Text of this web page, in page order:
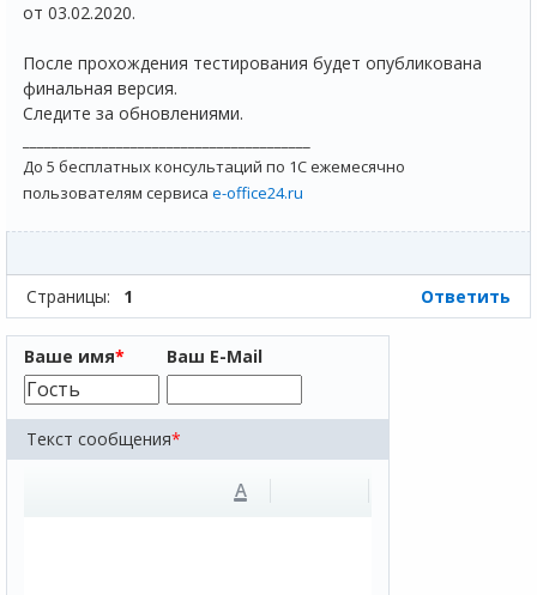
от 03.02.2020.
После прохождения тестирования будет опубликована
финальная версия.
Следите за обновлениями.
До 5 бесплатных консультаций по 1С ежемесячно
пользователям сервиса e-office24.ru
Страницы: 1 Ответить
Ваше имя* Ваш E-Mail
Текст сообщения*
A